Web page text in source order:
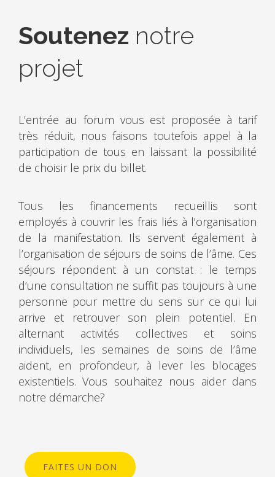
Soutenez notre
projet
L’entrée au forum vous est proposée à tarif
très réduit, nous faisons toutefois appel à la
participation de tous en laissant la possibilité
de choisir le prix du billet.
Tous les financements recueillis sont
employés à couvrir les frais liés à l'organisation
de la manifestation. Ils servent également à
l’organisation de séjours de soins de l’âme. Ces
séjours répondent à un constat : le temps
d’une consultation ne suffit pas toujours à une
personne pour mettre du sens sur ce qui lui
arrive et retrouver son plein potentiel. En
alternant activités collectives et soins
individuels, les semaines de soins de l’âme
aident, en profondeur, à lever les blocages
existentiels. Vous souhaitez nous aider dans
notre démarche?
FAITES UN DON